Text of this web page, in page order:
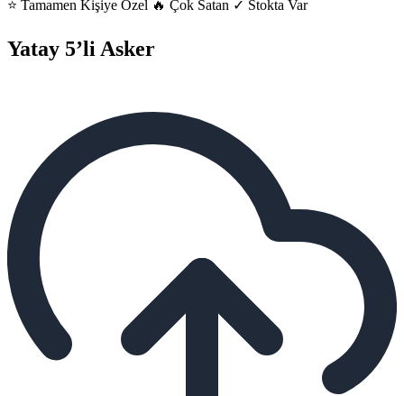
⭐ Tamamen Kişiye Özel 🔥 Çok Satan ✓ Stokta Var
Yatay 5’li Asker